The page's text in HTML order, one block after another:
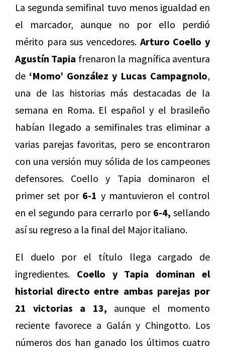
La segunda semifinal tuvo menos igualdad en
el marcador, aunque no por ello perdió
mérito para sus vencedores. Arturo Coello y
Agustín Tapia frenaron la magnífica aventura
de ‘Momo’ González y Lucas Campagnolo,
una de las historias más destacadas de la
semana en Roma. El español y el brasileño
habían llegado a semifinales tras eliminar a
varias parejas favoritas, pero se encontraron
con una versión muy sólida de los campeones
defensores. Coello y Tapia dominaron el
primer set por 6-1 y mantuvieron el control
en el segundo para cerrarlo por 6-4, sellando
así su regreso a la final del Major italiano.
El duelo por el título llega cargado de
ingredientes. Coello y Tapia dominan el
historial directo entre ambas parejas por
21 victorias a 13, aunque el momento
reciente favorece a Galán y Chingotto. Los
números dos han ganado los últimos cuatro